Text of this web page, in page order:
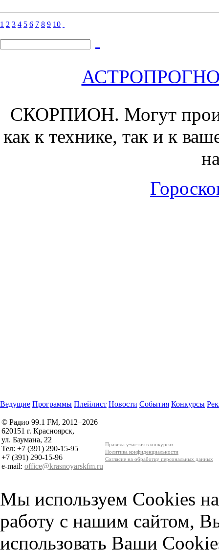
1 2 3 4 5 6 7 8 9 10
СКОРПИОН. Могут
как к технике, так и к
Ведущие Программы Плейлист Новости События Конкурсы
© Радио 99.1 FM, 2012−2026
620151 г. Красноярск,
ул. Баумана, 22
Тел: +7 (391) 290-15-95
+7 (391) 290-15-96
e-mail: office@krasnoyarskfm.ru
Правила участия в конкурсах
Политика конфиденциальности
Согласие на обработку персональных данных
Мы используем Cookies
работу с нашим сайтом,
использовать Ваши